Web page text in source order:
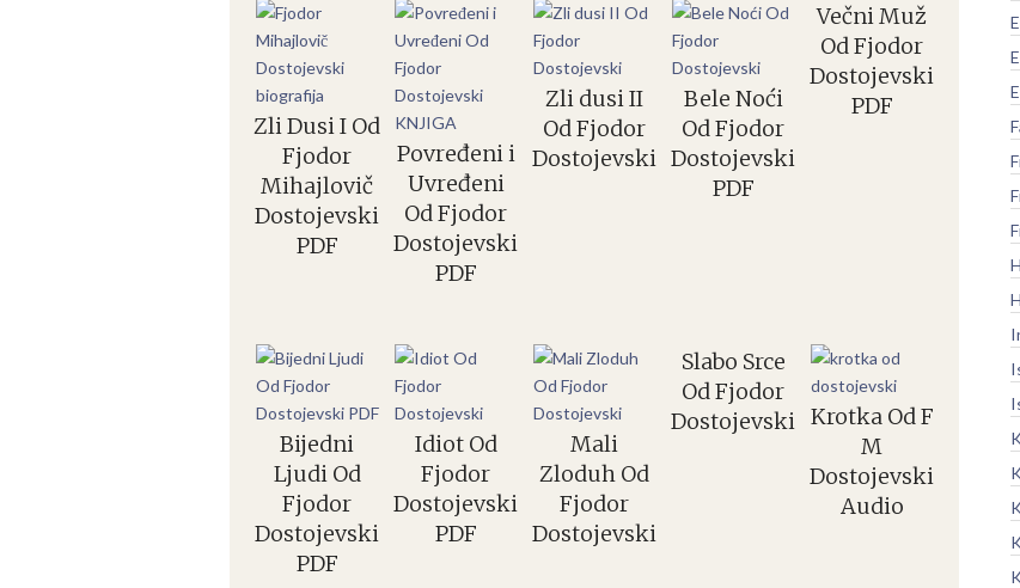
Zli Dusi I Od
Fjodor
Mihajlovič
Dostojevski
PDF
Povređeni i
Uvređeni
Od Fjodor
Dostojevski
PDF
Zli dusi II
Od Fjodor
Dostojevski
Bele Noći
Od Fjodor
Dostojevski
PDF
Večni Muž
Od Fjodor
Dostojevski
PDF
Bijedni
Ljudi Od
Fjodor
Dostojevski
PDF
Idiot Od
Fjodor
Dostojevski
PDF
Mali
Zloduh Od
Fjodor
Dostojevski
Slabo Srce
Od Fjodor
Dostojevski
Krotka Od F
M
Dostojevski
Audio